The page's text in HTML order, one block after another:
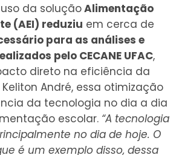
da soluçãoAlimentação
(AEI) reduziu em cerca de
para as análises e
pelo CECANE UFAC,
direto na eficiência da
André, essa otimização
da tecnologia no dia a dia
escolar. “A tecnologia
no dia de hoje. O
é um exemplo disso, dessa